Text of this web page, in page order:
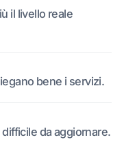
il livello reale
bene i servizi.
da aggiornare.